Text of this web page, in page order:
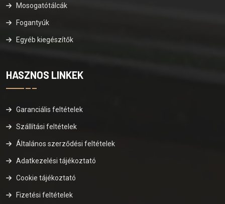
Mosogatótálcák
Fogantyúk
Egyéb kiegészítők
HASZNOS LINKEK
Garanciális feltételek
Szállítási feltételek
Általános szerződési feltételek
Adatkezelési tájékoztató
Cookie tájékoztató
Fizetési feltételek